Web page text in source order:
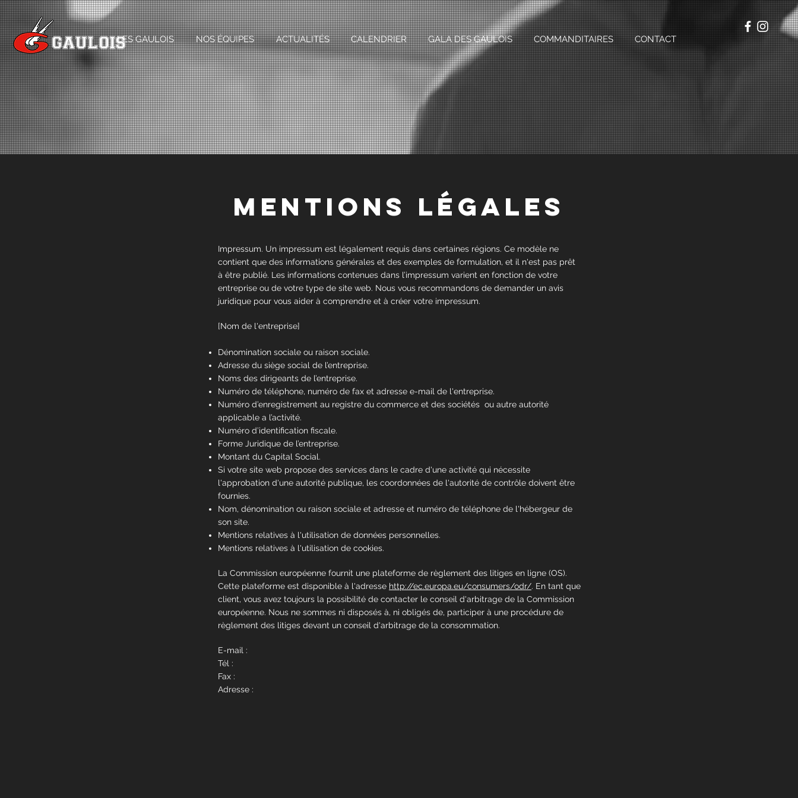
LES GAULOIS NOS ÉQUIPES ACTUALITÉS CALENDRIER GALA DES GAULOIS COMMANDITAIRES CONTACT
Mentions légales
Impressum. Un impressum est légalement requis dans certaines régions. Ce modèle ne
contient que des informations générales et des exemples de formulation, et il n'est pas prêt
à être publié. Les informations contenues dans l’impressum varient en fonction de votre
entreprise ou de votre type de site web. Nous vous recommandons de demander un avis
juridique pour vous aider à comprendre et à créer votre impressum.
[Nom de l'entreprise]
Dénomination sociale ou raison sociale.
Adresse du siège social de l’entreprise.
Noms des dirigeants de l’entreprise.
Numéro de téléphone, numéro de fax et adresse e-mail de l'entreprise.
Numéro d’enregistrement au registre du commerce et des sociétés ou autre autorité
applicable a l’activité.
Numéro d’identification fiscale.
Forme Juridique de l’entreprise.
Montant du Capital Social.
Si votre site web propose des services dans le cadre d'une activité qui nécessite
l'approbation d'une autorité publique, les coordonnées de l'autorité de contrôle doivent être
fournies. ​​​
Nom, dénomination ou raison sociale et adresse et numéro de téléphone de l'hébergeur de
son site.
Mentions relatives à l'utilisation de données personnelles.
Mentions relatives à l'utilisation de cookies.
La Commission européenne fournit une plateforme de règlement des litiges en ligne (OS).
Cette plateforme est disponible à l'adresse http://ec.europa.eu/consumers/odr/. En tant que
client, vous avez toujours la possibilité de contacter le conseil d'arbitrage de la Commission
européenne. Nous ne sommes ni disposés à, ni obligés de, participer à une procédure de
règlement des litiges devant un conseil d'arbitrage de la consommation.
E-mail :
Tél :
Fax :
Adresse :